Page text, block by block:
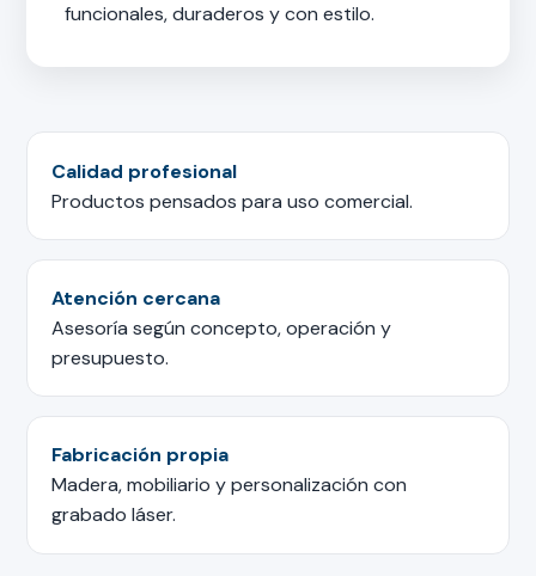
funcionales, duraderos y con estilo.
Calidad profesional
Productos pensados para uso comercial.
Atención cercana
Asesoría según concepto, operación y
presupuesto.
Fabricación propia
Madera, mobiliario y personalización con
grabado láser.